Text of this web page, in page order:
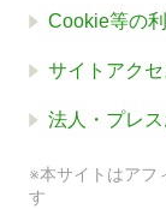
Cookie等の
サイトアク
法人・プレ
※本サイトはアフ
す